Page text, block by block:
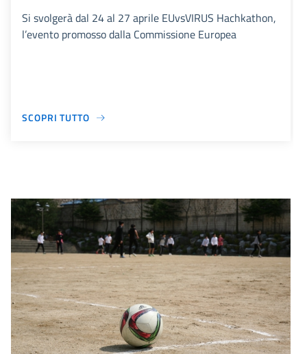
Si svolgerà dal 24 al 27 aprile EUvsVIRUS Hachkathon,
l’evento promosso dalla Commissione Europea
SCOPRI TUTTO